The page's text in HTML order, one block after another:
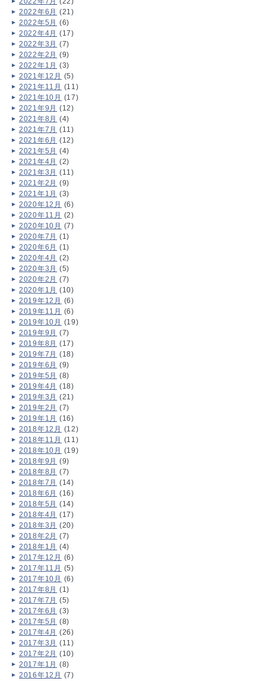
2022年6月 (21)
2022年5月 (6)
2022年4月 (17)
2022年3月 (7)
2022年2月 (9)
2022年1月 (3)
2021年12月 (5)
2021年11月 (11)
2021年10月 (17)
2021年9月 (12)
2021年8月 (4)
2021年7月 (11)
2021年6月 (12)
2021年5月 (4)
2021年4月 (2)
2021年3月 (11)
2021年2月 (9)
2021年1月 (3)
2020年12月 (6)
2020年11月 (2)
2020年10月 (7)
2020年7月 (1)
2020年6月 (1)
2020年4月 (2)
2020年3月 (5)
2020年2月 (7)
2020年1月 (10)
2019年12月 (6)
2019年11月 (6)
2019年10月 (19)
2019年9月 (7)
2019年8月 (17)
2019年7月 (18)
2019年6月 (9)
2019年5月 (8)
2019年4月 (18)
2019年3月 (21)
2019年2月 (7)
2019年1月 (16)
2018年12月 (12)
2018年11月 (11)
2018年10月 (19)
2018年9月 (9)
2018年8月 (7)
2018年7月 (14)
2018年6月 (16)
2018年5月 (14)
2018年4月 (17)
2018年3月 (20)
2018年2月 (7)
2018年1月 (4)
2017年12月 (6)
2017年11月 (5)
2017年10月 (6)
2017年8月 (1)
2017年7月 (5)
2017年6月 (3)
2017年5月 (8)
2017年4月 (26)
2017年3月 (11)
2017年2月 (10)
2017年1月 (8)
2016年12月 (7)